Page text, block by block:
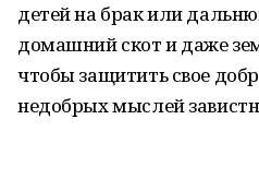
детей на брак или
домашний скот и даже
чтобы защитить свое
недобрых мыслей